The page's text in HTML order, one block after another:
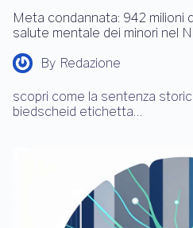
Meta condannata: 942 milioni
salute mentale dei minori nel
By Redazione
scopri come la sentenza
biedscheid etichetta…